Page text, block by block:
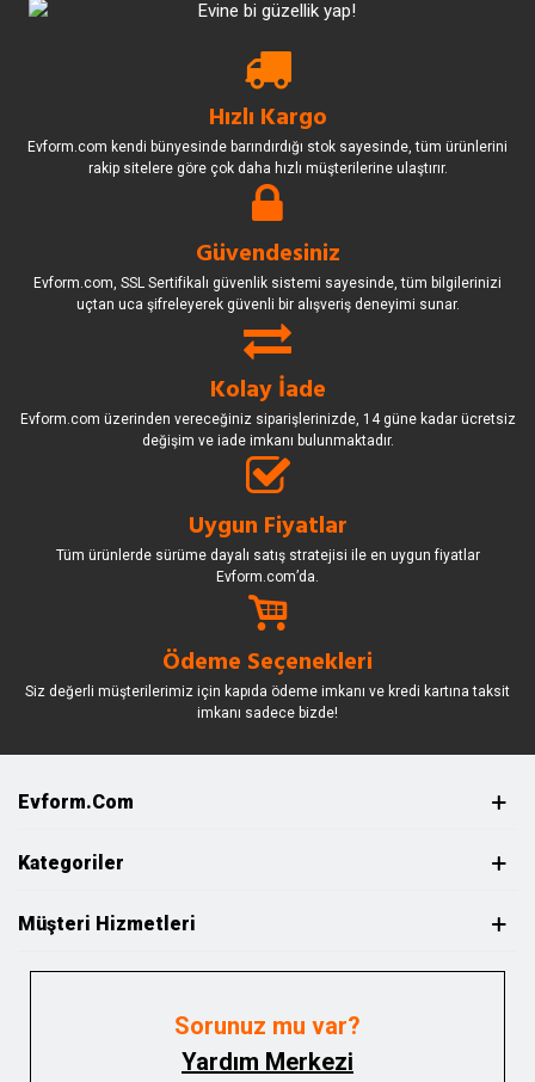
Hızlı Kargo
Evform.com kendi bünyesinde barındırdığı stok sayesinde, tüm ürünlerini
rakip sitelere göre çok daha hızlı müşterilerine ulaştırır.
Güvendesiniz
Evform.com, SSL Sertifikalı güvenlik sistemi sayesinde, tüm bilgilerinizi
uçtan uca şifreleyerek güvenli bir alışveriş deneyimi sunar.
Kolay İade
Evform.com üzerinden vereceğiniz siparişlerinizde, 14 güne kadar ücretsiz
değişim ve iade imkanı bulunmaktadır.
Uygun Fiyatlar
Tüm ürünlerde sürüme dayalı satış stratejisi ile en uygun fiyatlar
Evform.com’da.
Ödeme Seçenekleri
Siz değerli müşterilerimiz için kapıda ödeme imkanı ve kredi kartına taksit
imkanı sadece bizde!
Evform.com
Kategoriler
Müşteri Hizmetleri
Sorunuz mu var?
Yardım Merkezi